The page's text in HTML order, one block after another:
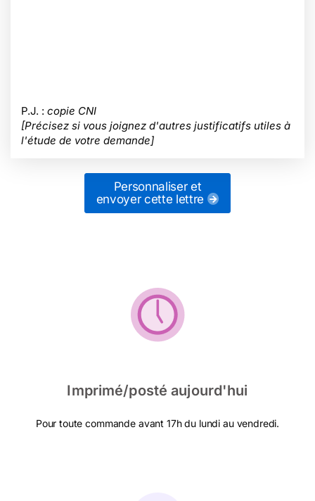
P.J. : copie CNI
[Précisez si vous joignez d'autres justificatifs utiles à
l'étude de votre demande]
Personnaliser et
envoyer cette lettre
Imprimé/posté aujourd'hui
Pour toute commande avant 17h du lundi au vendredi.